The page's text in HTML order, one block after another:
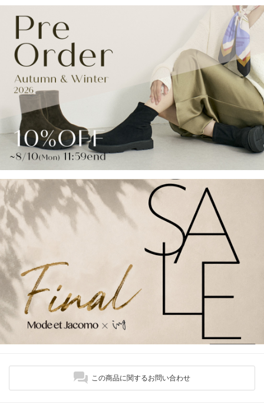
この商品に関するお問い合わせ